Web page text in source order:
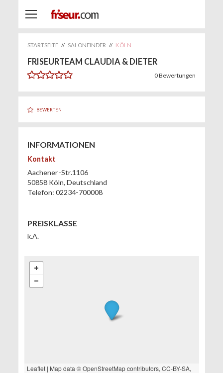
STARTSEITE // SALONFINDER // KÖLN
FRISEURTEAM CLAUDIA & DIETER
0Bewertungen
BEWERTEN
INFORMATIONEN
Kontakt
Aachener-Str.1106
50858 Köln, Deutschland
Telefon: 02234-700008
PREISKLASSE
k.A.
Leaflet| Map data ©OpenStreetMapcontributors, CC-BY-SA,